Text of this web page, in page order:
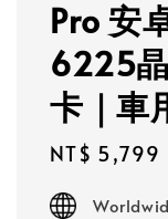
Pro 安
6225
卡｜車
Sale
NT$ 5,799